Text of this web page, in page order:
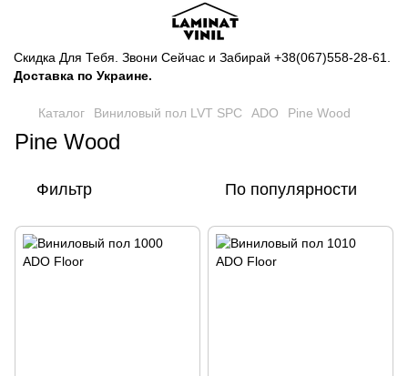
Скидка Для Тебя. Звони Сейчас и Забирай +38(067)558-28-61
Доставка по Украине.
Каталог Виниловый пол LVT SPC ADO Pine Wood
Pine Wood
Фильтр По популярности